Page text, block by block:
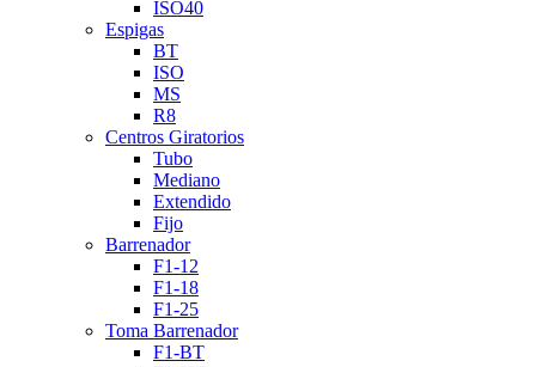
ISO40
Espigas
BT
ISO
MS
R8
Centros Giratorios
Tubo
Mediano
Extendido
Fijo
Barrenador
F1-12
F1-18
F1-25
Toma Barrenador
F1-BT